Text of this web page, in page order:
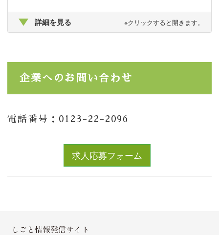
詳細を見る ※クリックすると開きます。
企業へのお問い合わせ
電話番号：0123-22-2096
求人応募フォーム